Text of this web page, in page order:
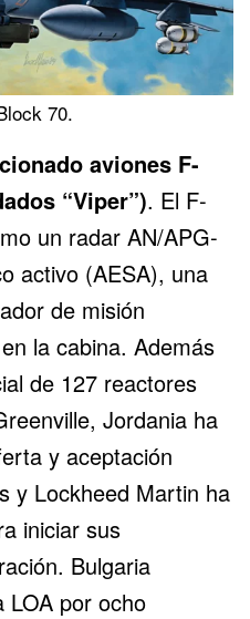
70.
aviones F-
“Viper”). El F-
un radar AN/APG-
activo (AESA), una
de misión
la cabina. Además
de 127 reactores
Jordania ha
y aceptación
y Lockheed Martin ha
iniciar sus
Bulgaria
LOA por ocho